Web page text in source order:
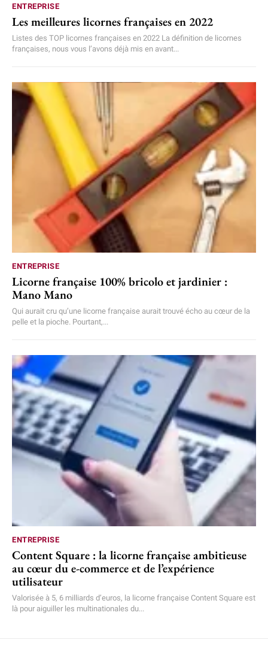
ENTREPRISE
Les meilleures licornes françaises en 2022
Listes des TOP licornes françaises en 2022 La définition de licornes
françaises, nous vous l’avons déjà mis en avant...
ENTREPRISE
Licorne française 100% bricolo et jardinier :
Mano Mano
Qui aurait cru qu’une licorne française aurait trouvé écho au cœur de la
pelle et la pioche. Pourtant,...
ENTREPRISE
Content Square : la licorne française ambitieuse
au cœur du e-commerce et de l’expérience
utilisateur
Valorisée à 5, 6 milliards d’euros, la licorne française Content Square est
là pour aiguiller les multinationales du...